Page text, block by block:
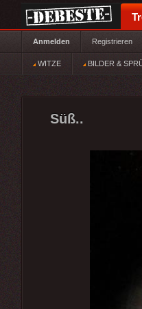
Anmelden Registrieren
WITZE BILDER &
Süß..